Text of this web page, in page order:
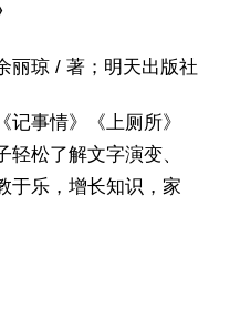
丽琼 / 著；明天出版社
记事情》《上厕所》
轻松了解文字演变、
于乐，增长知识，家